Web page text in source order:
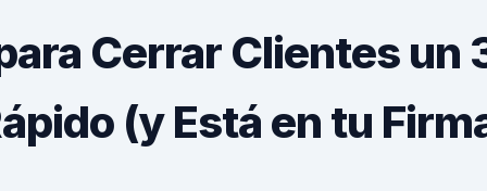
Cerrar Clientes un
(y Está en tu